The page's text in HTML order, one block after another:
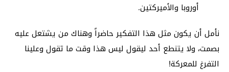
أوروبا والأميركتين.
نأمل أن يكون مثل هذا التفكير حاضراً وهناك من يشتعل عليه
بصمت، ولا يتنطع أحد ليقول ليس هذا وقت ما تقول وعلينا
التفرغ للمعركة!